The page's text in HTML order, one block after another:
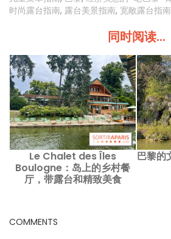
时尚露台指南, 露台美景指南, 宽敞露台指南
同时阅读...
Le Chalet des Îles
Boulogne：岛上的乡村餐
厅，带露台和精致美食
巴黎的
COMMENTS